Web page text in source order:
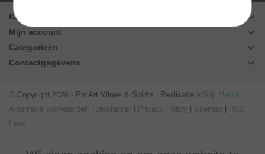
Klantenservice
Mijn account
Categorieën
Contactgegevens
© Copyright 2026 - Pin'Art Wines & Spirits | Realisatie InStijl Media
Algemene voorwaarden | Disclaimer | Privacy Policy | Sitemap | RSS
Feed